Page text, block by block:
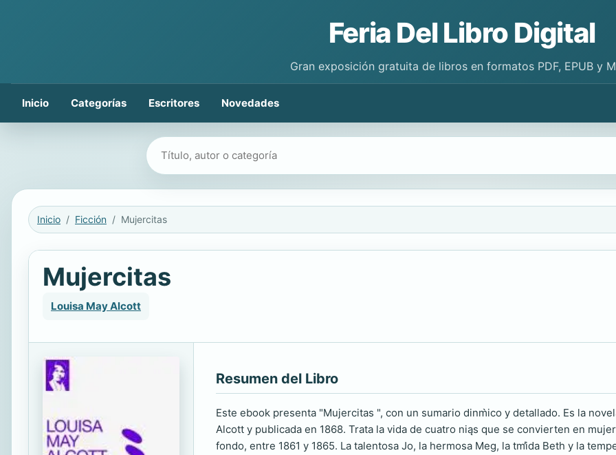
Feria Del Libro Digital
Gran exposición gratuita de libros en formatos PDF, EPUB y
Inicio Categorías Escritores Novedades
Buscar libros
Inicio Ficción Mujercitas
Mujercitas
Louisa May Alcott
Resumen del Libro
Este ebook presenta "Mujercitas ", con un sumario dinm̀ico y detallado. Es la
Alcott y publicada en 1868. Trata la vida de cuatro niąs que se convierten en
fondo, entre 1861 y 1865. La talentosa Jo, la hermosa Meg, la tm̕ida Beth y la